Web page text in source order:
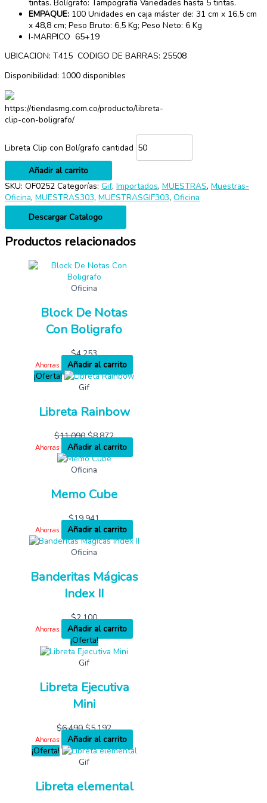
tintas. Bolígrafo: Tampografía Variedades hasta 5 tintas.
EMPAQUE: 100 Unidades en caja máster de: 31 cm x 16,5 cm
x 48,8 cm; Peso Bruto: 6,5 Kg; Peso Neto: 6 Kg
I-MARPICO 65+19
UBICACION: T415 CODIGO DE BARRAS: 25508
Disponibilidad: 1000 disponibles
https://tiendasmg.com.co/producto/libreta-
clip-con-boligrafo/
Libreta Clip con Bolígrafo cantidad
Añadir al carrito
SKU: OF0252 Categorías: Gif, Importados, MUESTRAS, Muestras-
Oficina, MUESTRAS303, MUESTRASGIF303, Oficina
Descargar Catalogo
Productos relacionados
Oficina
Block De Notas
Con Boligrafo
$4,253
Ahorras
Añadir al carrito
¡Oferta!
Gif
Libreta Rainbow
$11,090 $8,872
Ahorras
Añadir al carrito
Oficina
Memo Cube
$19,941
Ahorras
Añadir al carrito
Oficina
Banderitas Mágicas
Index II
$2,100
Ahorras
Añadir al carrito
¡Oferta!
Gif
Libreta Ejecutiva
Mini
$6,490 $5,192
Ahorras
Añadir al carrito
¡Oferta!
Gif
Libreta elemental